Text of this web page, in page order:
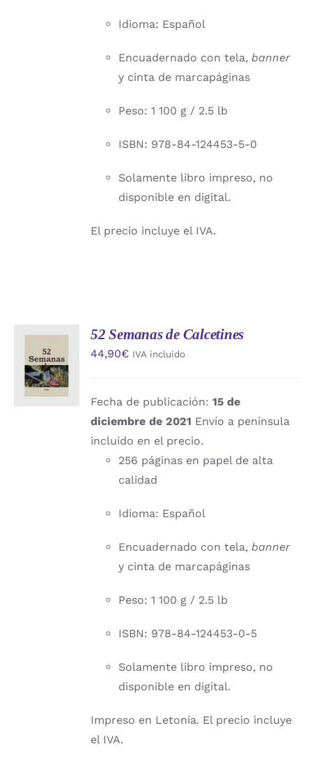
Idioma: Español
Encuadernado con tela,banner
y cinta de marcapáginas
Peso: 1 100 g / 2.5 lb
ISBN: 978-84-124453-5-0
Solamente libro impreso, no
disponible en digital.
El precio incluye el IVA.
AL
CARRITO
/
DETALLES
52 Semanas de Calcetines
44,90€ IVA incluido
Fecha de publicación:15 de
diciembre de 2021 Envío a península
incluido en el precio.
256 páginas en papel de alta
calidad
Idioma: Español
Encuadernado con tela,banner
y cinta de marcapáginas
Peso: 1 100 g / 2.5 lb
ISBN: 978-84-124453-0-5
Solamente libro impreso, no
disponible en digital.
Impreso en Letonia. El precio incluye
el IVA.